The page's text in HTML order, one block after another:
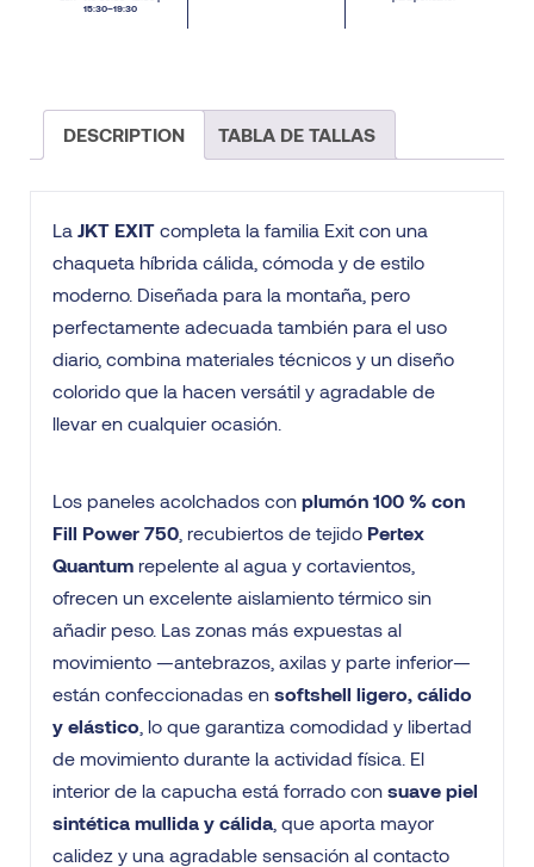
15:30–19:30
DESCRIPTION TABLA DE TALLAS
La JKT EXIT completa la familia Exit con una
chaqueta híbrida cálida, cómoda y de estilo
moderno. Diseñada para la montaña, pero
perfectamente adecuada también para el uso
diario, combina materiales técnicos y un diseño
colorido que la hacen versátil y agradable de
llevar en cualquier ocasión.
Los paneles acolchados con plumón 100 % con
Fill Power 750 , recubiertos de tejido Pertex
Quantum repelente al agua y cortavientos,
ofrecen un excelente aislamiento térmico sin
añadir peso. Las zonas más expuestas al
movimiento —antebrazos, axilas y parte inferior—
están confeccionadas en softshell ligero, cálido
y elástico , lo que garantiza comodidad y libertad
de movimiento durante la actividad física. El
interior de la capucha está forrado con suave piel
sintética mullida y cálida , que aporta mayor
calidez y una agradable sensación al contacto